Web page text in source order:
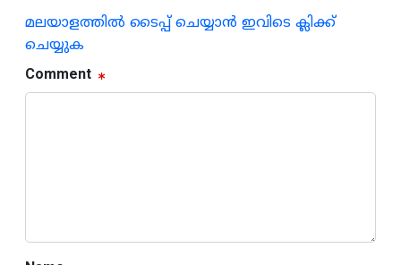
മലയാളത്തില്‍ ടൈപ്പ് ചെയ്യാന്‍ ഇവിടെ ക്ലിക്ക്
ചെയ്യുക
Comment